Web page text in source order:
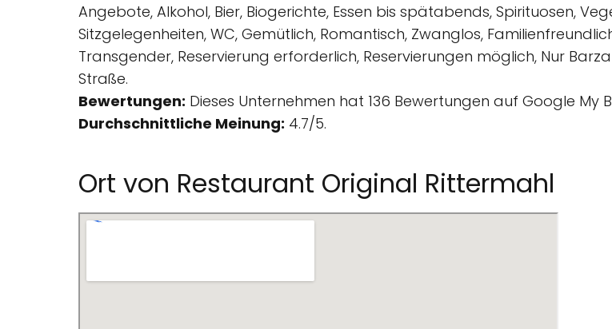
Angebote, Alkohol, Bier, Biogerichte, Essen bis spätabends, Spirituosen,
Sitzgelegenheiten, WC, Gemütlich, Romantisch, Zwanglos,
Transgender, Reservierung erforderlich, Reservierungen möglich, Nur
Straße.
Bewertungen: Dieses Unternehmen hat 136 Bewertungen auf Google My
Durchschnittliche Meinung: 4.7/5.
Ort von Restaurant Original Rittermahl